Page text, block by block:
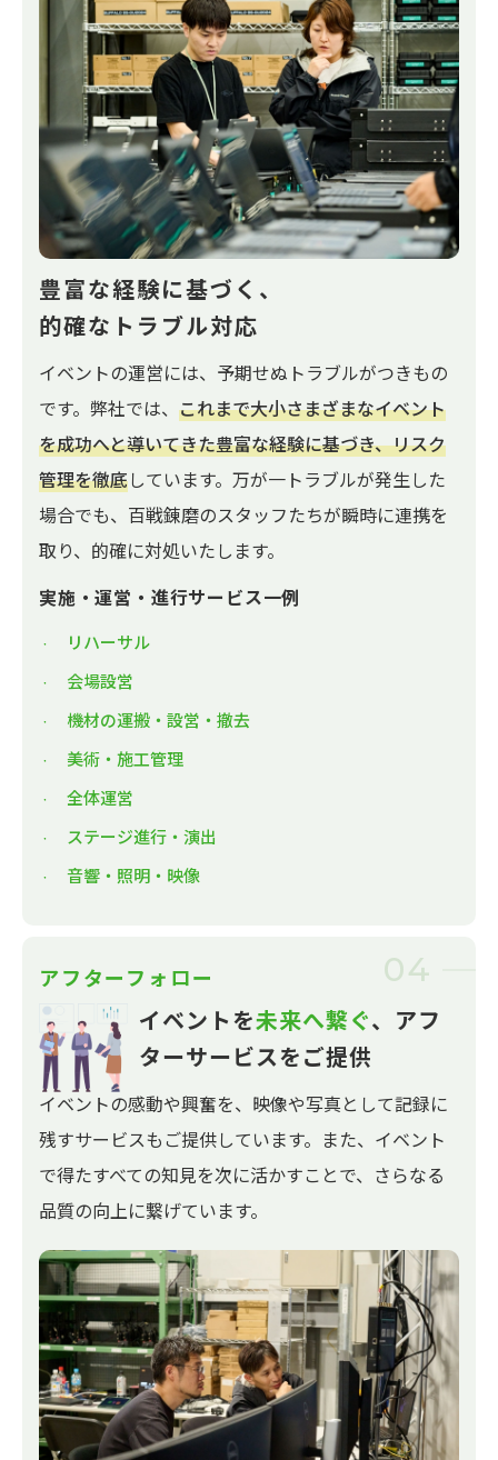
豊富な経験に基づく、
的確なトラブル対応
イベントの運営には、予期せぬトラブルがつきもの
です。弊社では、 これまで大小さまざまなイベント
を成功へと導いてきた豊富な経験に基づき、リスク
管理を徹底しています。万が一トラブルが発生した
場合でも、百戦錬磨のスタッフたちが瞬時に連携を
取り、的確に対処いたします。
実施・運営・進行サービス一例
リハーサル
会場設営
機材の運搬・設営・撤去
美術・施工管理
全体運営
ステージ進行・演出
音響・照明・映像
04
アフターフォロー
イベントを未来へ繋ぐ、 アフ
ターサービスをご提供
イベントの感動や興奮を、映像や写真として記録に
残すサービスもご提供しています。また、イベント
で得たすべての知見を次に活かすことで、さらなる
品質の向上に繋げています。